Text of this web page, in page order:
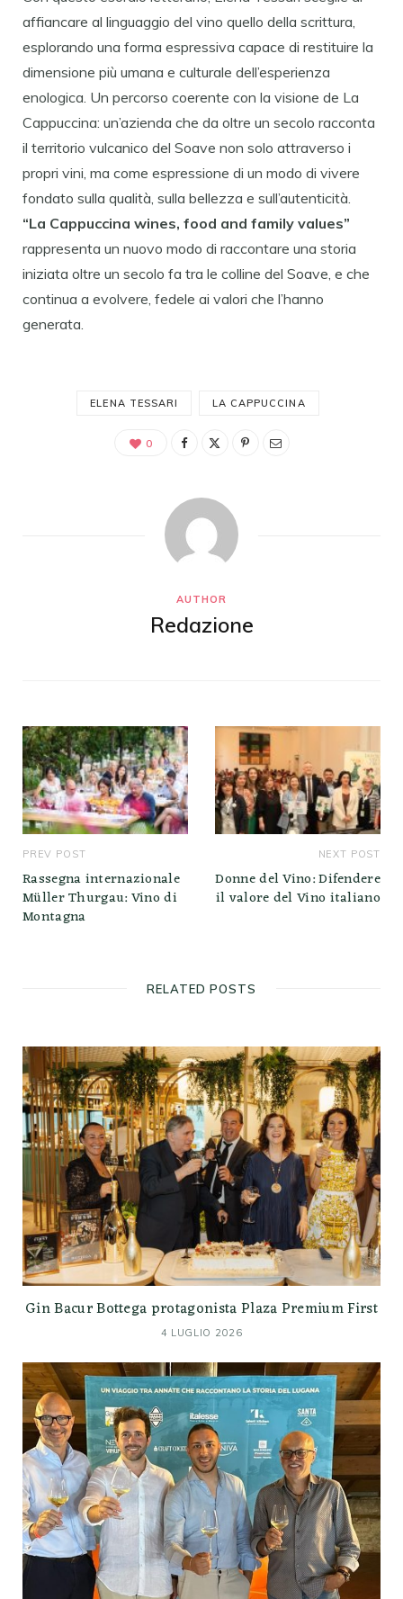
affiancare al linguaggio del vino quello della scrittura,
esplorando una forma espressiva capace di restituire la
dimensione più umana e culturale dell’esperienza
enologica. Un percorso coerente con la visione de La
Cappuccina: un’azienda che da oltre un secolo racconta
il territorio vulcanico del Soave non solo attraverso i
propri vini, ma come espressione di un modo di vivere
fondato sulla qualità, sulla bellezza e sull’autenticità.
“La Cappuccina wines, food and family values”
rappresenta un nuovo modo di raccontare una storia
iniziata oltre un secolo fa tra le colline del Soave, e che
continua a evolvere, fedele ai valori che l’hanno
generata.
ELENA TESSARI LA CAPPUCCINA
0
AUTHOR
Redazione
PREV POST
Rassegna internazionale
Müller Thurgau: Vino di
Montagna
NEXT POST
Donne del Vino: Difendere
il valore del Vino italiano
RELATED POSTS
Gin Bacur Bottega protagonista Plaza Premium First
4 LUGLIO 2026